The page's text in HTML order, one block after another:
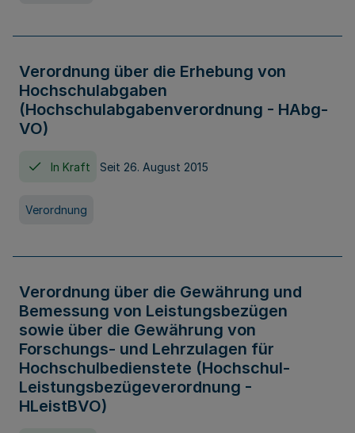
Verordnung über die Erhebung von
Hochschulabgaben
(Hochschulabgabenverordnung - HAbg-
VO)
In Kraft Seit 26. August 2015
Verordnung
Verordnung über die Gewährung und
Bemessung von Leistungsbezügen
sowie über die Gewährung von
Forschungs- und Lehrzulagen für
Hochschulbedienstete (Hochschul-
Leistungsbezügeverordnung -
HLeistBVO)